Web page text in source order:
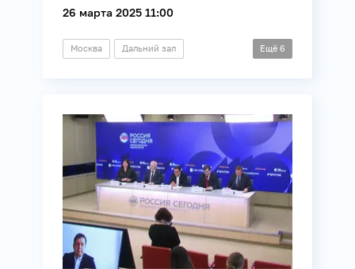
26 марта 2025 11:00
Москва Дальний зал
Образование Общество
Технологии
Ещё 6